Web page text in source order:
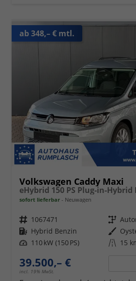
ab 348,– € mtl.
Volkswagen Caddy Maxi
sofort lieferbar Neuwagen
Fahrzeugnr. 1067471 Getriebe
Kraftstoff Hybrid Benzin Außenfarbe
Leistung 110 kW (150 PS) Kilometerstand 15
39.500,– €
incl. 19% MwSt.